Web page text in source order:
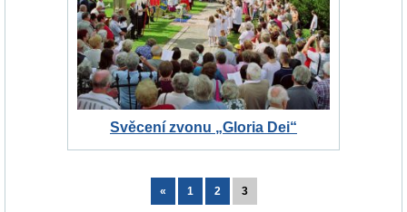
Svěcení zvonu „Gloria Dei“
« 1 2 3